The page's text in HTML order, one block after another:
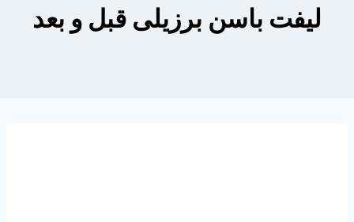
لیفت باسن برزیلی قبل و بعد